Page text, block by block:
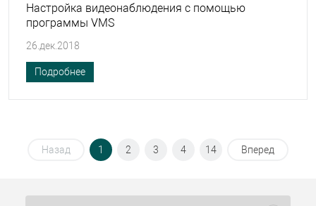
Настройка видеонаблюдения с помощью
программы VMS
26.дек.2018
Подробнее
Назад 1 2 3 4 14 Вперед